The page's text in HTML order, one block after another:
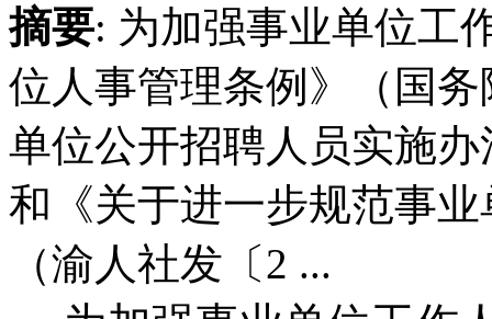
摘要: 为加强事业单位工
位人事管理条例》（国
单位公开招聘人员实施
和《关于进一步规范事
（渝人社发〔2 ...